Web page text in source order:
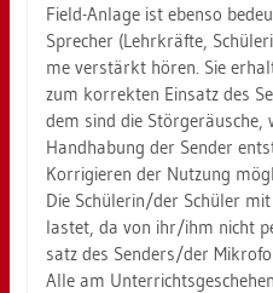
Field-An­la­ge ist eben­so
Spre­cher (Lehr­kräf­te,
me ver­stärkt hören. Sie
zum kor­rek­ten Ein­satz des
dem sind die Stör­ge­räu­sche,
Hand­ha­bung der Sen­der
Kor­ri­gie­ren der Nut­zung
Die Schü­le­rin/der Schü­ler
las­tet, da von ihr/ihm nicht
satz des Sen­ders/der
Alle am